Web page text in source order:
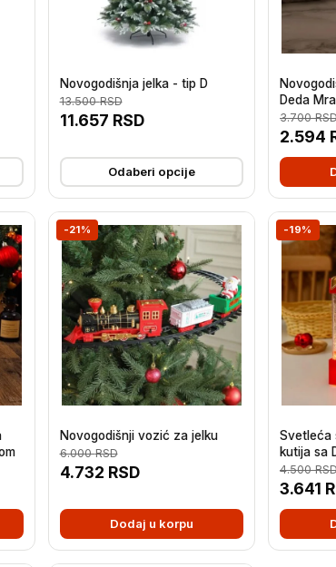
Novogodišnja jelka - tip D
11.657 RSD
13.500RSD
Odaberi opcije
Deda
lampa
2.594
3.700
-21%
Novogodišnji vozić za jelku
4.732 RSD
6.000RSD
Dodaj u korpu
-19%
Svetleća
kutija sa
3.641
4.500